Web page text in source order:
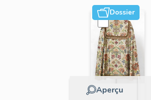
Dossier
Aperçu